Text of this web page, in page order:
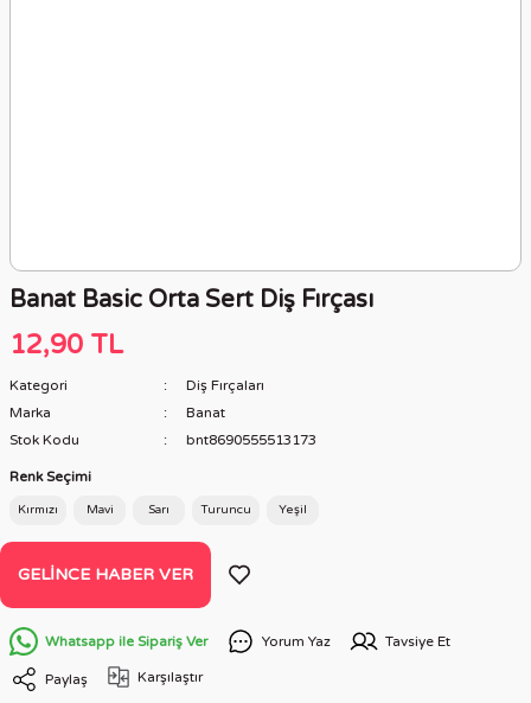
Banat Basic Orta Sert Diş Fırçası
12,90 TL
Kategori
Diş Fırçaları
Marka
Banat
Stok Kodu
bnt8690555513173
Renk Seçimi
Kırmızı Mavi Sarı Turuncu Yeşil
GELINCE HABER VER
Whatsapp ile Sipariş Ver Yorum Yaz Tavsiye Et
Paylaş Karşılaştır